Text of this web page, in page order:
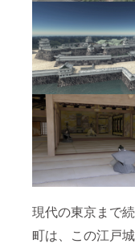
現代の東京まで
町は、この江戸